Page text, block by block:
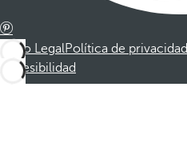
Aviso LegalPolítica de privacidad
Accesibilidad